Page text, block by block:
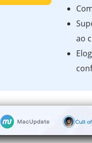
ao